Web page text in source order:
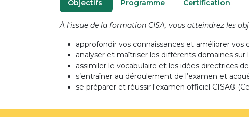
O​bjectifs P​rogramme Certification
À l'issue de la formation CISA, vous atteindrez les
approfondir vos connaissances et améliorer
analyser et maîtriser les différents domaines sur
assimiler le vocabulaire et les idées directrices de
s’entraîner au déroulement de l’examen et
se préparer et réussir l'examen officiel CISA®